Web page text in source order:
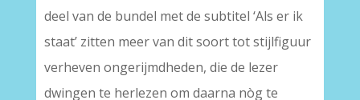
deel van de bundel met de subtitel ‘Als er ik
staat’ zitten meer van dit soort tot stijlfiguur
verheven ongerijmdheden, die de lezer
dwingen te herlezen om daarna nòg te